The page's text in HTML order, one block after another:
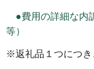
●費用の詳細な内
等）
※返礼品１つにつき